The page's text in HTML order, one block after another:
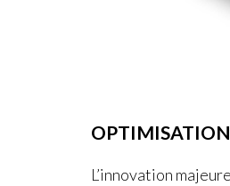
L’innovation